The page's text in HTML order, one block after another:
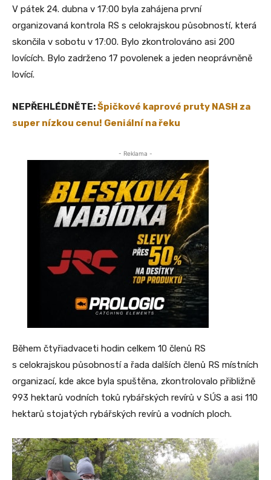
V pátek 24. dubna v 17:00 byla zahájena první
organizovaná kontrola RS s celokrajskou působností, která
skončila v sobotu v 17:00. Bylo zkontrolováno asi 200
lovících. Bylo zadrženo 17 povolenek a jeden neoprávněně
lovící.
NEPŘEHLÉDNĚTE:Špičkové kaprové pruty NASH za
super nízkou cenu! Geniální na řeku
- Reklama -
Během čtyřiadvaceti hodin celkem 10 členů RS
s celokrajskou působností a řada dalších členů RS místních
organizací, kde akce byla spuštěna, zkontrolovalo přibližně
993 hektarů vodních toků rybářských revírů v SÚS a asi 110
hektarů stojatých rybářských revírů a vodních ploch.